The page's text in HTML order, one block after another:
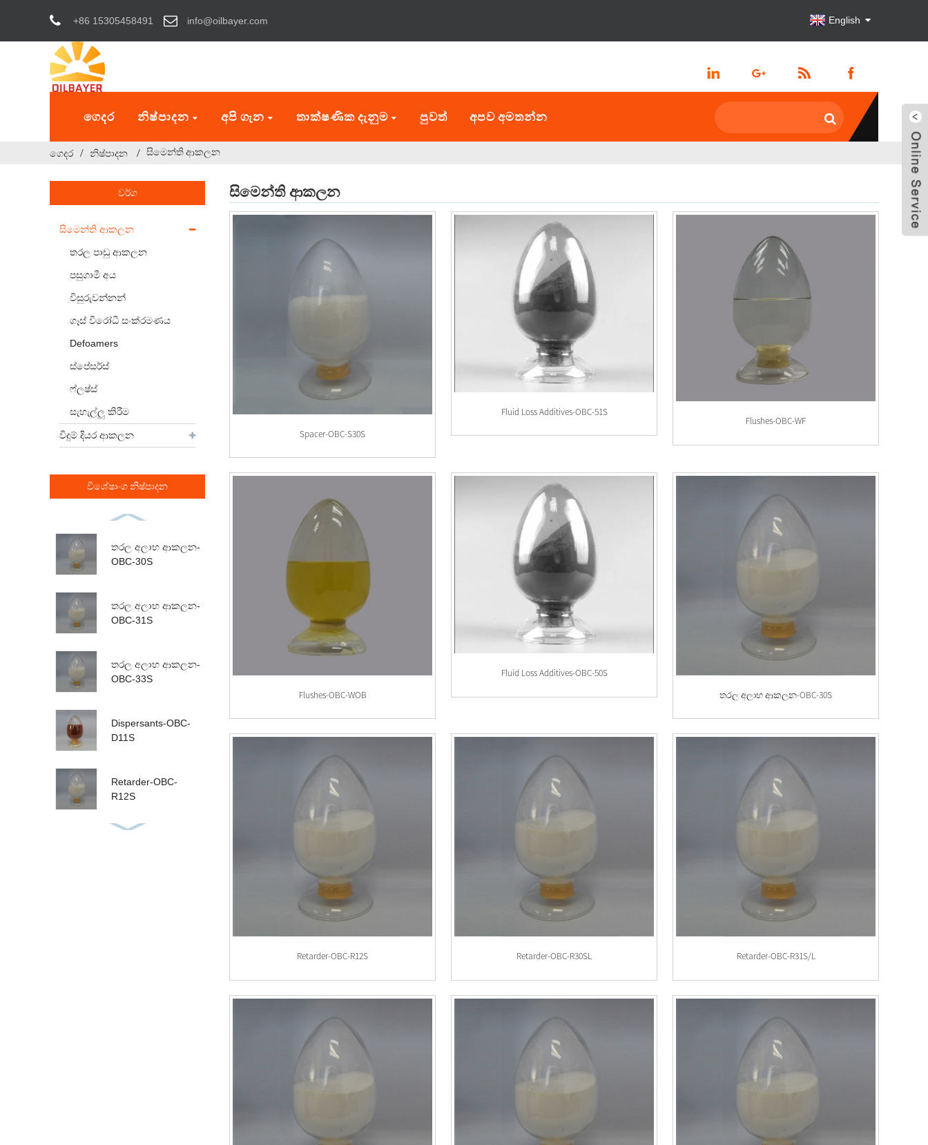
+86 15305458491 info@oilbayer.com English
ගෙදර නිෂ්පාදන අපි ගැන තාක්ෂණික දැනුම පුවත් අපව අමතන්න
ගෙදර නිෂ්පාදන සිමෙන්ති ආකලන
වර්ග
සිමෙන්ති ආකලන
තරල පාඩු ආකලන
පසුගාමී අය
විසුරුවන්නන්
ගෑස් විරෝධී සංක්රමණය
Defoamers
ස්පේසර්ස්
ෆ්ලෂ්ස්
සැහැල්ලු කිරීම
විදුම් දියර ආකලන
විශේෂාංග නිෂ්පාදන
තරල අලාභ ආකලන-
OBC-30S
තරල අලාභ ආකලන-
OBC-31S
තරල අලාභ ආකලන-
OBC-33S
Dispersants-OBC-
D11S
Retarder-OBC-
R12S
සිමෙන්ති ආකලන
Spacer-OBC-S30S
Fluid Loss Additives-OBC-51S
Flushes-OBC-WF
Flushes-OBC-WOB
Fluid Loss Additives-OBC-50S
තරල අලාභ ආකලන-OBC-30S
Retarder-OBC-R12S Retarder-OBC-R30SL Retarder-OBC-R31S/L